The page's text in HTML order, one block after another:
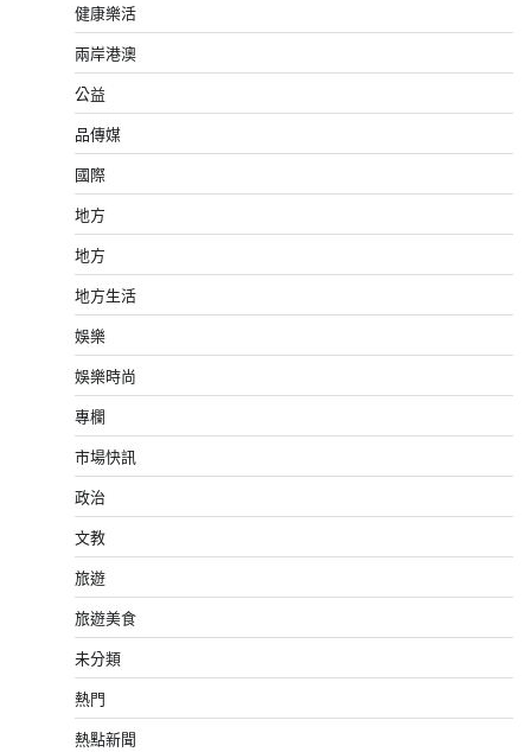
健康樂活
兩岸港澳
公益
品傳媒
國際
地方
地方
地方生活
娛樂
娛樂時尚
專欄
市場快訊
政治
文教
旅遊
旅遊美食
未分類
熱門
熱點新聞